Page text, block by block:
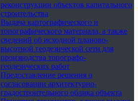
реконструкции объектов капитального
строительства
Выдача картографического и
топографического материала, а также
сведений об исходной планово-
высотной геодезической сети для
производства топографо-
геодезических работ
Предоставление решения о
согласовании архитектурно-
градостроительного облика объекта